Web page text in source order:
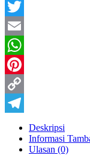
Facebook
Twitter
Email
WhatsApp
Pinterest
Copy
Telegram
Deskripsi
Informasi
Ulasan (0)